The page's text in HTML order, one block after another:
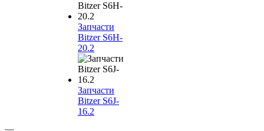
Запчасти
Bitzer S6H-
20.2
Запчасти
Bitzer S6J-
16.2